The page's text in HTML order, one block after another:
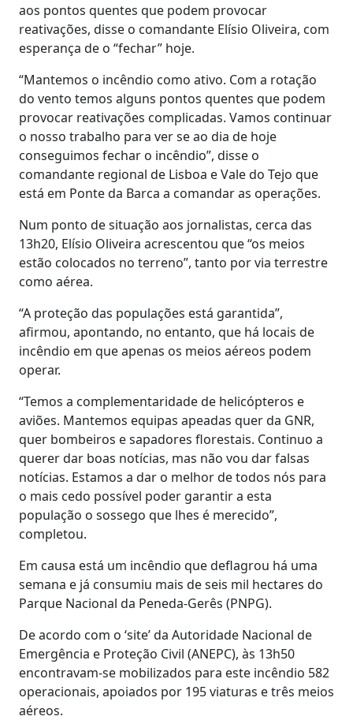
aos pontos quentes que podem provocar
reativações, disse o comandante Elísio Oliveira, com
esperança de o “fechar” hoje.
“Mantemos o incêndio como ativo. Com a rotação
do vento temos alguns pontos quentes que podem
provocar reativações complicadas. Vamos continuar
o nosso trabalho para ver se ao dia de hoje
conseguimos fechar o incêndio”, disse o
comandante regional de Lisboa e Vale do Tejo que
está em Ponte da Barca a comandar as operações.
Num ponto de situação aos jornalistas, cerca das
13h20, Elísio Oliveira acrescentou que “os meios
estão colocados no terreno”, tanto por via terrestre
como aérea.
“A proteção das populações está garantida”,
afirmou, apontando, no entanto, que há locais de
incêndio em que apenas os meios aéreos podem
operar.
“Temos a complementaridade de helicópteros e
aviões. Mantemos equipas apeadas quer da GNR,
quer bombeiros e sapadores florestais. Continuo a
querer dar boas notícias, mas não vou dar falsas
notícias. Estamos a dar o melhor de todos nós para
o mais cedo possível poder garantir a esta
população o sossego que lhes é merecido”,
completou.
Em causa está um incêndio que deflagrou há uma
semana e já consumiu mais de seis mil hectares do
Parque Nacional da Peneda-Gerês (PNPG).
De acordo com o ‘site’ da Autoridade Nacional de
Emergência e Proteção Civil (ANEPC), às 13h50
encontravam-se mobilizados para este incêndio 582
operacionais, apoiados por 195 viaturas e três meios
aéreos.